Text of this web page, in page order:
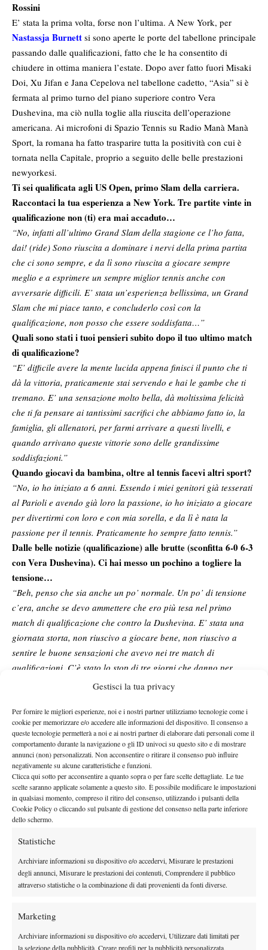
Gestisci la tua privacy
Per fornire le migliori esperienze, noi e i nostri partner utilizziamo tecnologie come i
cookie per memorizzare e/o accedere alle informazioni del dispositivo. Il consenso a
queste tecnologie permetterà a noi e ai nostri partner di elaborare dati personali come il
comportamento durante la navigazione o gli ID univoci su questo sito e di mostrare
annunci (non) personalizzati. Non acconsentire o ritirare il consenso può influire
negativamente su alcune caratteristiche e funzioni.
Clicca qui sotto per acconsentire a quanto sopra o per fare scelte dettagliate. Le tue
scelte saranno applicate solamente a questo sito. È possibile modificare le impostazioni
in qualsiasi momento, compreso il ritiro del consenso, utilizzando i pulsanti della
Cookie Policy o cliccando sul pulsante di gestione del consenso nella parte inferiore
dello schermo.
Statistiche
Archiviare informazioni su dispositivo e/o accedervi, Misurare le prestazioni
degli annunci, Misurare le prestazioni dei contenuti, Comprendere il pubblico
attraverso statistiche o la combinazione di dati provenienti da fonti diverse.
Marketing
Archiviare informazioni su dispositivo e/o accedervi, Utilizzare dati limitati per
la selezione della pubblicità, Creare profili per la pubblicità personalizzata,
Rossini
E’ stata la prima volta, forse non l’ultima. A New York, per
Nastassja Burnett si sono aperte le porte del tabellone principale
passando dalle qualificazioni, fatto che le ha consentito di
chiudere in ottima maniera l’estate. Dopo aver fatto fuori Misaki
Doi, Xu Jifan e Jana Cepelova nel tabellone cadetto, “Asia” si è
fermata al primo turno del piano superiore contro Vera
Dushevina, ma ciò nulla toglie alla riuscita dell’operazione
americana. Ai microfoni di Spazio Tennis su Radio Manà Manà
Sport, la romana ha fatto trasparire tutta la positività con cui è
tornata nella Capitale, proprio a seguito delle belle prestazioni
newyorkesi.
Ti sei qualificata agli US Open, primo Slam della carriera.
Raccontaci la tua esperienza a New York. Tre partite vinte in
qualificazione non (ti) era mai accaduto…
“No, infatti all’ultimo Grand Slam della stagione ce l’ho fatta,
dai! (ride) Sono riuscita a dominare i nervi della prima partita
che ci sono sempre, e da lì sono riuscita a giocare sempre
meglio e a esprimere un sempre miglior tennis anche con
avversarie difficili. E’ stata un’esperienza bellissima, un Grand
Slam che mi piace tanto, e concluderlo così con la
qualificazione, non posso che essere soddisfatta…”
Quali sono stati i tuoi pensieri subito dopo il tuo ultimo match
di qualificazione?
“E’ difficile avere la mente lucida appena finisci il punto che ti
dà la vittoria, praticamente stai servendo e hai le gambe che ti
tremano. E’ una sensazione molto bella, dà moltissima felicità
che ti fa pensare ai tantissimi sacrifici che abbiamo fatto io, la
famiglia, gli allenatori, per farmi arrivare a questi livelli, e
quando arrivano queste vittorie sono delle grandissime
soddisfazioni.”
Quando giocavi da bambina, oltre al tennis facevi altri sport?
“No, io ho iniziato a 6 anni. Essendo i miei genitori già tesserati
al Parioli e avendo già loro la passione, io ho iniziato a giocare
per divertirmi con loro e con mia sorella, e da lì è nata la
passione per il tennis. Praticamente ho sempre fatto tennis.”
Dalle belle notizie (qualificazione) alle brutte (sconfitta 6-0 6-3
con Vera Dushevina). Ci hai messo un pochino a togliere la
tensione…
“Beh, penso che sia anche un po’ normale. Un po’ di tensione
c’era, anche se devo ammettere che ero più tesa nel primo
match di qualificazione che contro la Dushevina. E’ stata una
giornata storta, non riuscivo a giocare bene, non riuscivo a
sentire le buone sensazioni che avevo nei tre match di
qualificazioni. C’è stato lo stop di tre giorni che danno per
riposare a noi che giochiamo le quali, e sinceramente forse
fermarti 2 o 3 giorni per poi rigiocare un’altra partita a me non
piace tanto, perché mi sembra che sia come ricominciare da
capo. Forse sarà stato quello, sarà stata anche un po’
l’emozione degli US Open che non mi avranno fatto giocare
come volevo…”
Quale sarà la programmazione dei prossimi impegni?
“Questa settimana mi alleno a Roma, poi vado in Inghilterra per
un 75k (Shrewsbury, ndr), e poi a ottobre vado in Francia per
Immagina di essere su una torre a te, e con te ci sono Serena
Williams, Victoria Azarenka, Maria Sharapova e Agnieszka
Radwanska. Ne devi buttar giù due per entrare tra le top 100.
piacciono tutte e quattro, la semifinale Azarenka-Sharapova è
stata bellissima… Serena è potenza pura, Radwanska mi piace